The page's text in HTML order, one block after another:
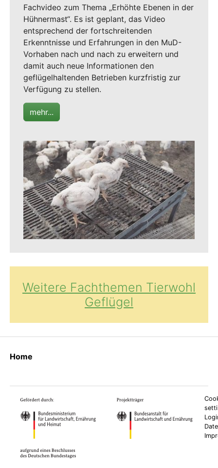
Fachvideo zum Thema „Erhöhte Ebenen in der
Hühnermast“. Es ist geplant, das Video
entsprechend der fortschreitenden
Erkenntnisse und Erfahrungen in den MuD-
Vorhaben nach und nach zu erweitern und
damit auch neue Informationen den
geflügelhaltenden Betrieben kurzfristig zur
Verfügung zu stellen.
mehr...
Weitere Fachthemen Tierwohl
Geflügel
Home